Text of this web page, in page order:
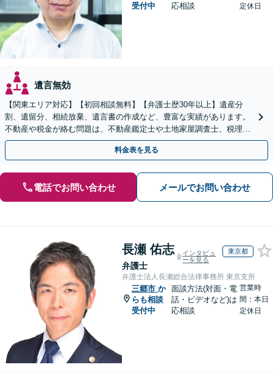
受付中
応相談
定休日
遺言無効
【関東エリア対応】【初回相談無料】【弁護士歴30年以上】遺産分
割、遺留分、相続放棄、遺言書の作成など、豊富な実績があります。
不動産や税金が絡む問題は、不動産鑑定士や土地家屋調査士、税理士
と提携【事前予約で、休日・夜間面談可】【WEB面談可】
料金表を見る
電話でお問い合わせ メールでお問い合わせ
長瀬 佑志
弁護士
インタビュ
ーを見る
東京都
弁護士法人長瀬総合法律事務所 東京支所
三郷市 か
らも相談
受付中
面談方法(対面・電
話・ビデオなど)は
応相談
営業時
間：本日
定休日